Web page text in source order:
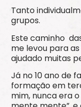
Tanto
grupos.
Este caminho
me levou para
ajudado muitas
Já no 10ano de
formação em
mim, nunca era